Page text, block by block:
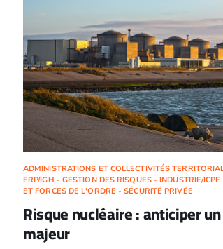
ADMINISTRATIONS ET COLLECTIVITÉS
ERP/IGH - GESTION DES RISQUES - INDUSTRIE/ICPE
ET FORCES DE L'ORDRE - SÉCURITÉ PRIVÉE
Risque nucléaire : anticiper
majeur